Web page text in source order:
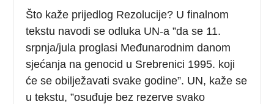
Što kaže prijedlog Rezolucije? U finalnom
tekstu navodi se odluka UN-a ”da se 11.
srpnja/jula proglasi Međunarodnim danom
sjećanja na genocid u Srebrenici 1995. koji
će se obilježavati svake godine”. UN, kaže se
u tekstu, ”osuđuje bez rezerve svako